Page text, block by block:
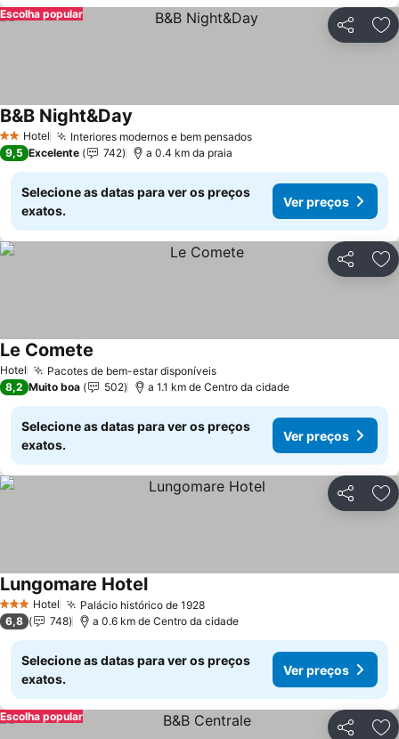
Partilhar
Escolha popular
2 Estrelas
Hotel Interiores modernos e bem pensadosVer preços
B&B Night&Day
9,5 Excelente 742 a 0.4 km da praia
Selecione as datas para ver os preços
exatos.
Ver preços
Partilhar
Hotel Pacotes de bem-estar disponíveisVer preços
Le Comete
8,2 Muito boa 502 a 1.1 km de Centro da cidade
Selecione as datas para ver os preços
exatos.
Ver preços
Partilhar
3 EstrelasHotel Palácio histórico de 1928Ver preços
Lungomare HotelVer preços
6,8 748 a 0.6 km de Centro da cidade
Selecione as datas para ver os preços
exatos.
Ver preços
Partilhar
Escolha popular